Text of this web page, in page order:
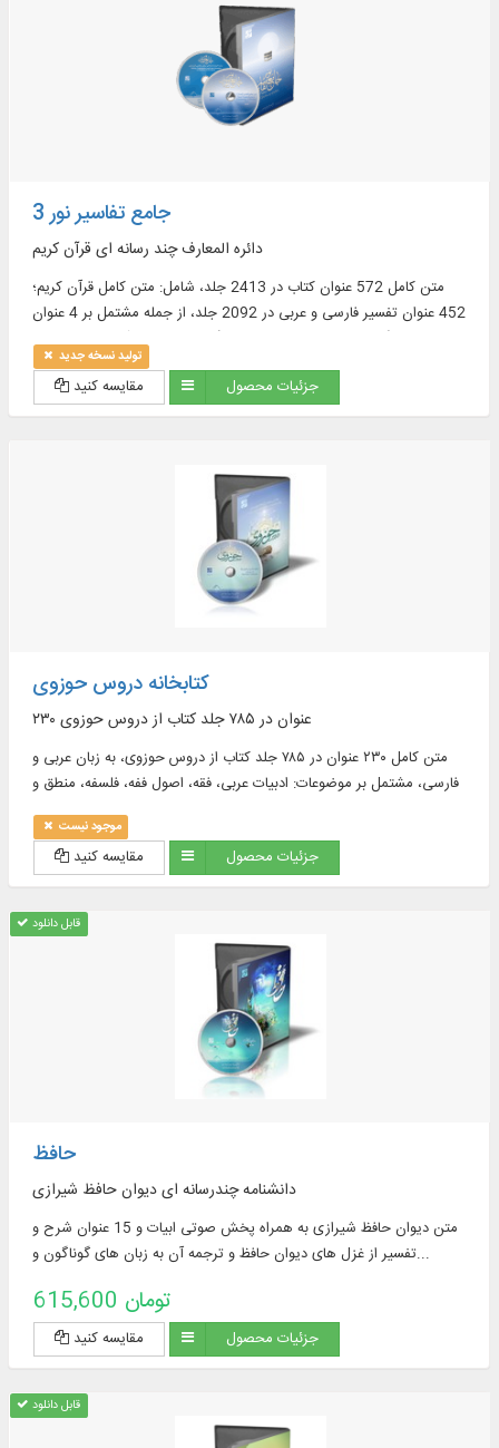
جامع تفاسیر نور 3
دائره المعارف چند رسانه ای قرآن کریم
متن کامل 572 عنوان کتاب در 2413 جلد، شامل: متن کامل قرآن کریم؛
452 عنوان تفسیر فارسی و عربی در 2092 جلد، از جمله مشتمل بر 4 عنوان
تولید نسخه جدید
مقایسه کنید جزئیات محصول
کتابخانه دروس حوزوی
۲۳۰ عنوان در ۷۸۵ جلد كتاب از دروس حوزوی
متن کامل ۲۳۰ عنوان در ۷۸۵ جلد كتاب از دروس حوزوی، به زبان عربی و
فارسی، مشتمل بر موضوعات: ادبیات عربی، فقه، اصول ففه، فلسفه، منطق و
...
موجود نیست
مقایسه کنید جزئیات محصول
قابل دانلود
حافظ
دانشنامه چندرسانه ای دیوان حافظ شیرازی
متن دیوان حافظ شیرازی به همراه پخش صوتی ابیات و 15 عنوان شرح و
تفسیر از غزل‌ های دیوان حافظ و ترجمه آن به زبان‌ های گوناگون و...
615,600 تومان
مقایسه کنید جزئیات محصول
قابل دانلود